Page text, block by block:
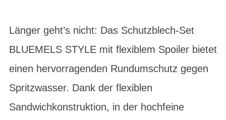
Länger geht’s nicht: Das Schutzblech-Set
BLUEMELS STYLE mit flexiblem Spoiler bietet
einen hervorragenden Rundumschutz gegen
Spritzwasser. Dank der flexiblen
Sandwichkonstruktion, in der hochfeine